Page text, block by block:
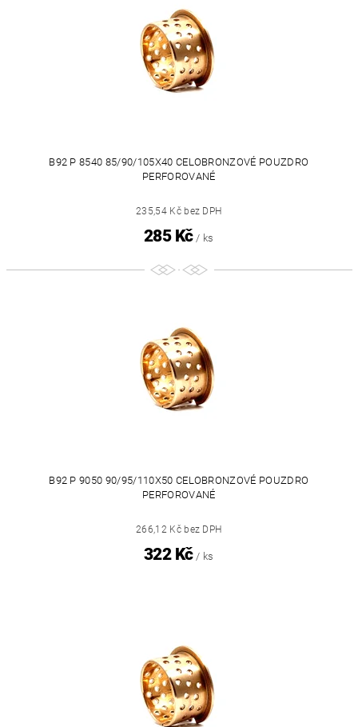
B92 P 8540 85/90/105X40 CELOBRONZOVÉ POUZDRO
PERFOROVANÉ
235,54 Kč bez DPH
285 Kč / ks
B92 P 9050 90/95/110X50 CELOBRONZOVÉ POUZDRO
PERFOROVANÉ
266,12 Kč bez DPH
322 Kč / ks